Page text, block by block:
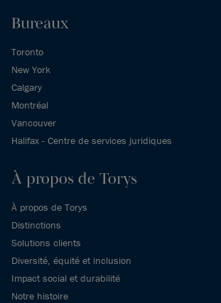
Bureaux
Toronto
New York
Calgary
Montréal
Vancouver
Halifax - Centre de services juridiques
À propos de Torys
À propos de Torys
Distinctions
Solutions clients
Diversité, équité et inclusion
Impact social et durabilité
Notre histoire